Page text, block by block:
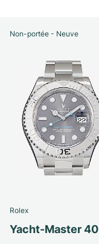
Non-portée - Neuve
Rolex
Yacht-Master 40